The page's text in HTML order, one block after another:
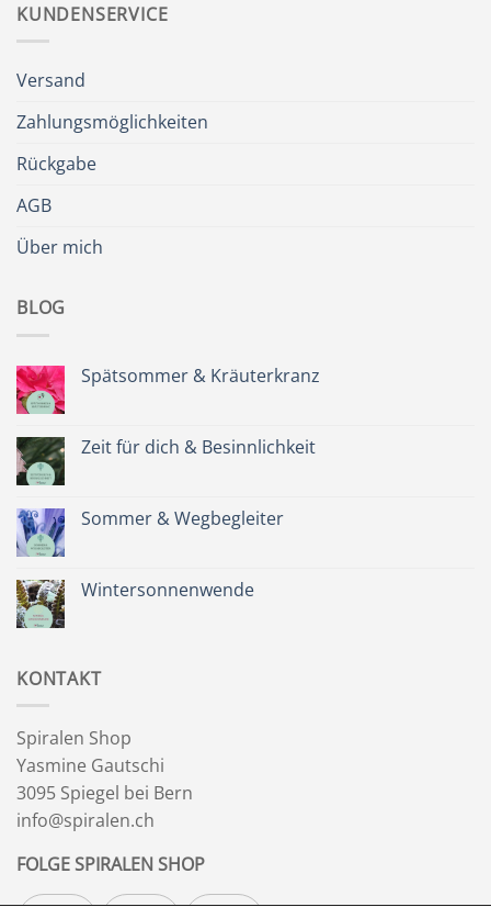
KUNDENSERVICE
Versand
Zahlungsmöglichkeiten
Rückgabe
AGB
Über mich
BLOG
Spätsommer & Kräuterkranz
Spätsommer
&
Zeit für dich & Besinnlichkeit
Zeit
für
Sommer & Wegbegleiter
Sommer
&
Wintersonnenwende
KONTAKT
Spiralen Shop
Yasmine Gautschi
3095 Spiegel bei Bern
info@spiralen.ch
FOLGE SPIRALEN SHOP